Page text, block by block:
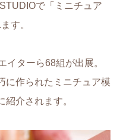
で「ミニチュア
す。
イターら68組が出展。
に作られたミニチュア模
介されます。